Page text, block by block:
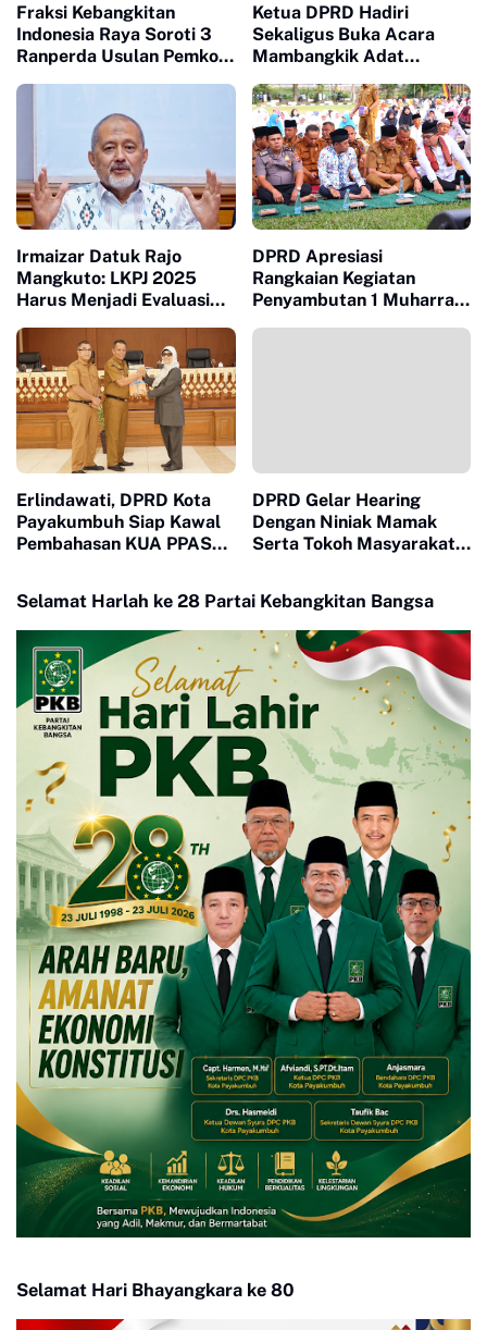
Fraksi Kebangkitan
Indonesia Raya Soroti 3
Ranperda Usulan Pemko
Ketua DPRD Hadiri
Sekaligus Buka Acara
Mambangkik Adat
Nan Godang
Irmaizar Datuk Rajo
Mangkuto: LKPJ 2025
Harus Menjadi Evaluasi
Lesunya Ekonomi
Masyarakat
DPRD Apresiasi
Rangkaian Kegiatan
Penyambutan 1 Muharram
Erlindawati, DPRD Kota
Payakumbuh Siap Kawal
Pembahasan KUA PPAS
DPRD Gelar Hearing
Dengan Niniak Mamak
Serta Tokoh Masyarakat
Ompek
Selamat Harlah ke 28 Partai Kebangkitan Bangsa
Selamat Hari Bhayangkara ke 80